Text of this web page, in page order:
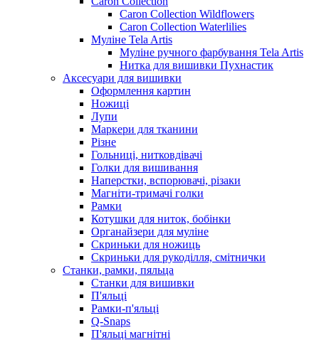
Caron Collection Wildflowers
Caron Collection Waterlilies
Муліне Tela Artis
Муліне ручного фарбування Tela Artis
Нитка для вишивки Пухнастик
Аксесуари для вишивки
Оформлення картин
Ножиці
Лупи
Маркери для тканини
Різне
Гольниці, нитковдівачі
Голки для вишивання
Наперстки, вспорювачі, різаки
Магніти-тримачі голки
Рамки
Котушки для ниток, бобінки
Органайзери для муліне
Скриньки для ножиць
Скриньки для рукоділля, смітнички
Станки, рамки, пяльца
Станки для вишивки
П'яльці
Рамки-п'яльці
Q-Snaps
П'яльці магнітні